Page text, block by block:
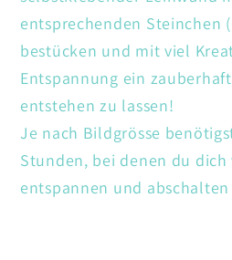
entsprechenden Steinchen
bestücken und mit viel
Entspannung ein
entstehen zu lassen!
Je nach Bildgrösse
Stunden, bei denen du dich
entspannen und